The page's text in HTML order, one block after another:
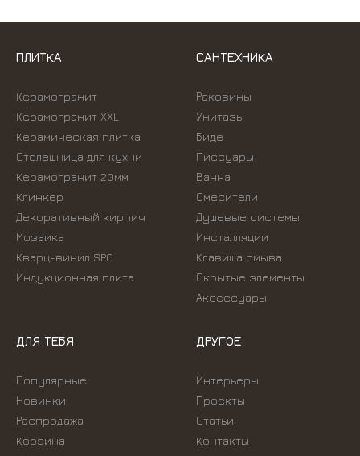
ПЛИТКА
Керамогранит
Керамогранит XXL
Керамическая плитка
Столешница для кухни
Керамогранит 20мм
Клинкер
Декоративный кирпич
Мозаика
Кварц-винил SPC
Индукционная плита
САНТЕХНИКА
Раковины
Унитазы
Биде
Писсуары
Ванна
Смесители
Душевые системы
Инсталляции
Kлавиша смыва
Скрытые элементы
Аксессуары
ДЛЯ ТЕБЯ
Популярные
Новинки
Распродажа
Корзина
ДРУГОЕ
Интерьеры
Проекты
Статьи
Контакты